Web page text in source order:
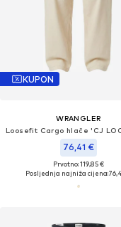
KUPON
WRANGLER
76,41 €
Prvotno: 119,85 €
Posljednja najniža cijena: